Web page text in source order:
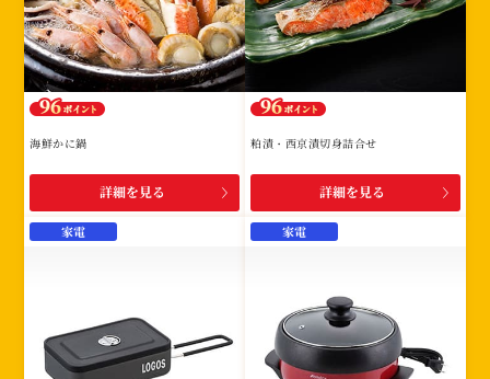
海鮮かに鍋
詳細を見る
粕漬・西京漬切身詰合せ
詳細を見る
家電 家電